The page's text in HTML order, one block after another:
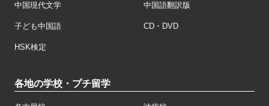
中国現代文学 中国語翻訳版
子ども中国語 CD・DVD
HSK検定
各地の学校・プチ留学